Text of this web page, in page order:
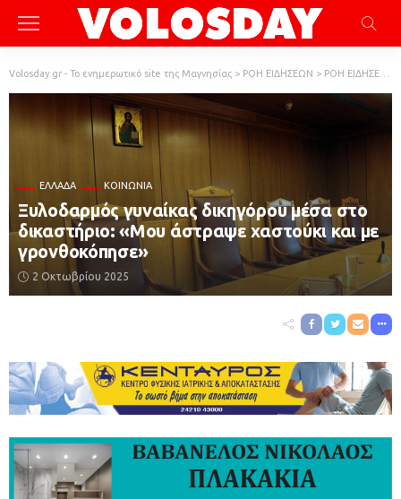
Volosday.gr - Το ενημερωτικό site της Μαγνησίας > ΡΟΗ ΕΙΔΗΣΕΩΝ > ΡΟΗ ΕΙΔΗΣΕΩΝ
ΕΛΛΆΔΑ ΚΟΙΝΩΝΙΑ
Ξυλοδαρμός γυναίκας δικηγόρου μέσα στο
δικαστήριο: «Μου άστραψε χαστούκι και με
γρονθοκόπησε»
2 Οκτωβρίου 2025